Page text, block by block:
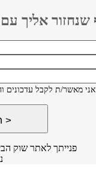
אני מאשר/ת לקבל עדכונים
חזרו אליי >
פנייתך לאתר שוק